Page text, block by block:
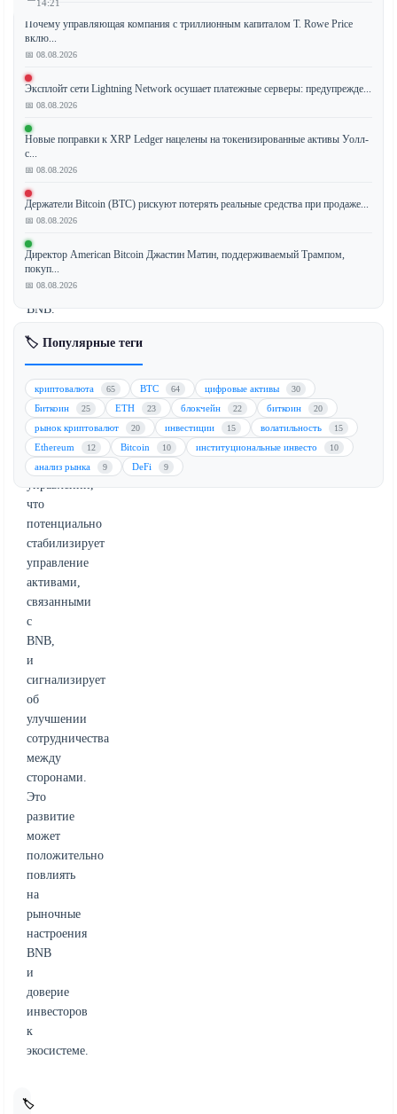
14:21
YZi
Labs
урегулировала
прокси-
конфликт
с
CEA
компанией,
управляющей
казначейством
BNB.
ситуации
знаменует
значительную
деэскалацию
напряженности
в
корпоративном
управлении,
что
потенциально
стабилизирует
управление
активами,
связанными
с
BNB,
и
сигнализирует
об
улучшении
сотрудничества
между
сторонами.
Это
развитие
может
положительно
повлиять
на
рыночные
настроения
BNB
и
доверие
инвесторов
к
экосистеме.
🏷️
Почему управляющая компания с триллионным капиталом T. Rowe Price
вклю...
📅 08.08.2026
Эксплойт сети Lightning Network осушает платежные серверы: предупрежде...
📅 08.08.2026
Новые поправки к XRP Ledger нацелены на токенизированные активы Уолл-
с...
📅 08.08.2026
Держатели Bitcoin (BTC) рискуют потерять реальные средства при продаже...
📅 08.08.2026
Директор American Bitcoin Джастин Матин, поддерживаемый Трампом,
покуп...
📅 08.08.2026
🏷️ Популярные теги
криптовалюта 65 BTC 64 цифровые активы 30
Биткоин 25 ETH 23 блокчейн 22 биткоин 20
рынок криптовалют 20 инвестиции 15 волатильность 15
Ethereum 12 Bitcoin 10 институциональные инвесто 10
анализ рынка 9 DeFi 9